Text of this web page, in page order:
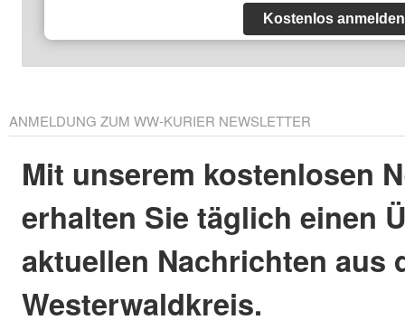
Kostenlos anmelden
ANMELDUNG ZUM WW-KURIER NEWSLETTER
Mit unserem kostenlosen
erhalten Sie täglich einen
aktuellen Nachrichten aus
Westerwaldkreis.